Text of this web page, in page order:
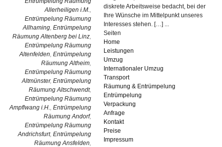
Allerheiligen i.M.,
Entrümpelung Räumung
Allhaming, Entrümpelung
Räumung Altenberg bei Linz,
Entrümpelung Räumung
Altenfelden, Entrümpelung
Räumung Altheim,
Entrümpelung Räumung
Altmünster, Entrümpelung
Räumung Altschwendt,
Entrümpelung Räumung
Ampflwang i.H., Entrümpelung
Räumung Andorf,
Entrümpelung Räumung
Andrichsfurt, Entrümpelung
Räumung Ansfelden,
diskrete Arbeitsweise bedacht, bei der
Ihre Wünsche im Mittelpunkt unseres
Interesses stehen. […] ...
Seiten
Home
Leistungen
Umzug
Internationaler Umzug
Transport
Räumung & Entrümpelung
Entrümpelung
Verpackung
Anfrage
Kontakt
Preise
Impressum